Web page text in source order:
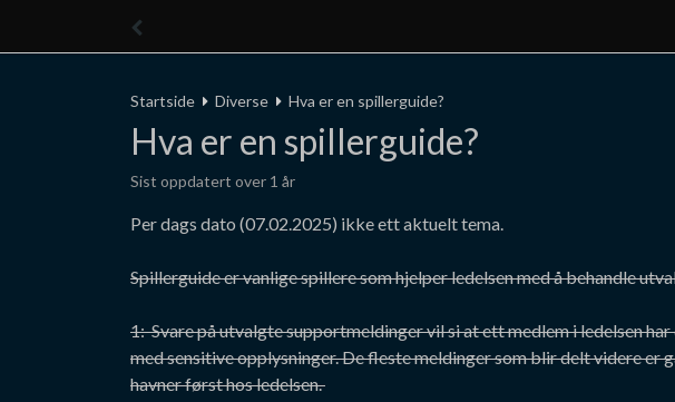
Startside Diverse Hva er en spillerguide?
Hva er en spillerguide?
Sist oppdatert over 1 år
Per dags dato (07.02.2025) ikke ett aktuelt tema.
Spillerguide er vanlige spillere som hjelper ledelsen med å behandle
1: Svare på utvalgte supportmeldinger vil si at ett medlem i ledelsen
med sensitive opplysninger. De fleste meldinger som blir delt videre er
havner først hos ledelsen.